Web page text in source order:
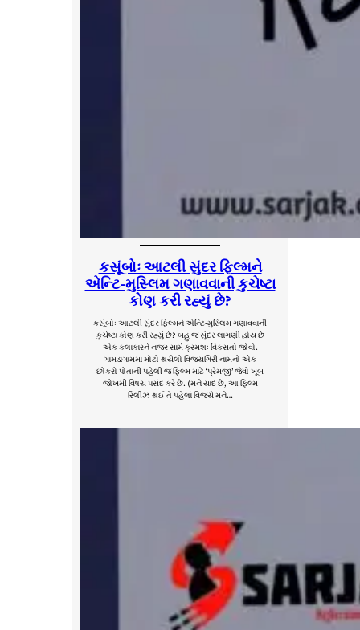
કસૂંબોઃ આટલી સુંદર ફિલ્મને
એન્ટિ-મુસ્લિમ ગણાવવાની કુચેષ્ટા
કોણ કરી રહ્યું છે?
કસૂંબોઃ આટલી સુંદર ફિલ્મને એન્ટિ-મુસ્લિમ ગણાવવાની
કુચેષ્ટા કોણ કરી રહ્યું છે? બહુ જ સુંદર લાગણી હોય છે
એક કલાકારને નજર સામે ક્રમશઃ વિકસતો જોવો.
ગામડાગામમાં મોટો થયેલો વિજયગિરી નામનો એક
છોકરો પોતાની પહેલી જ ફિલ્મ માટે ‘પ્રેમજી’ જેવો ખૂબ
જોખમી વિષય પસંદ કરે છે. (મને યાદ છે, આ ફિલ્મ
રિલીઝ થઈ તે પહેલાં વિજયે મને…